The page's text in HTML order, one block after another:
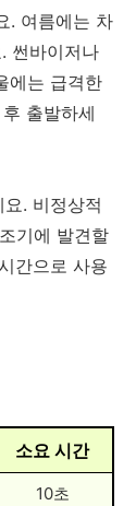
. 여름에는 차
썬바이저나
에는 급격한
출발하세
. 비정상적
기에 발견할
간으로 사용
소요 시간
10초